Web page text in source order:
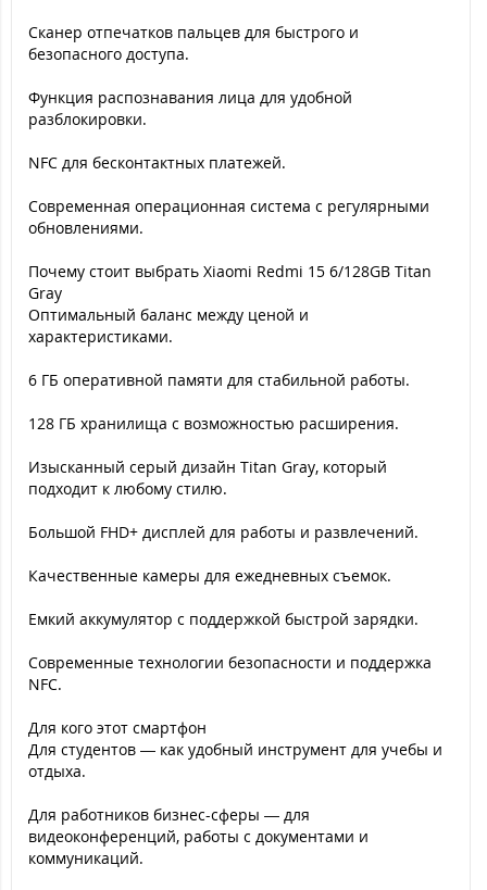
Сканер отпечатков пальцев для быстрого и
безопасного доступа.
Функция распознавания лица для удобной
разблокировки.
NFC для бесконтактных платежей.
Современная операционная система с регулярными
обновлениями.
Почему стоит выбрать Xiaomi Redmi 15 6/128GB Titan
Gray
Оптимальный баланс между ценой и
характеристиками.
6 ГБ оперативной памяти для стабильной работы.
128 ГБ хранилища с возможностью расширения.
Изысканный серый дизайн Titan Gray, который
подходит к любому стилю.
Большой FHD+ дисплей для работы и развлечений.
Качественные камеры для ежедневных съемок.
Емкий аккумулятор с поддержкой быстрой зарядки.
Современные технологии безопасности и поддержка
NFC.
Для кого этот смартфон
Для студентов — как удобный инструмент для учебы и
отдыха.
Для работников бизнес-сферы — для
видеоконференций, работы с документами и
коммуникаций.